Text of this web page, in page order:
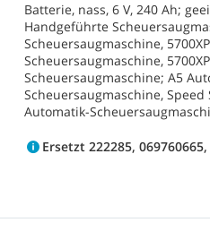
Batterie, nass, 6 V, 240 Ah;
Handgeführte
Scheuersaugmaschine,
Scheuersaugmaschine,
Scheuersaugmaschine; A5
Scheuersaugmaschine, Speed
Automatik-
Ersetzt 222285,